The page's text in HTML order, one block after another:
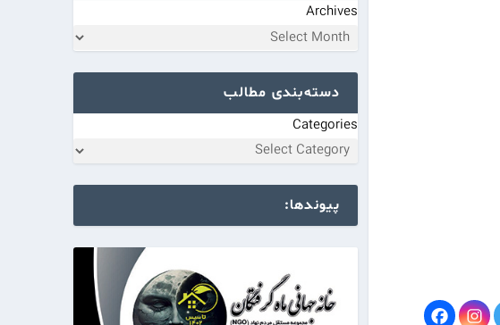
Archives
دسته‌بندی مطالب
Categories
پیوندها: